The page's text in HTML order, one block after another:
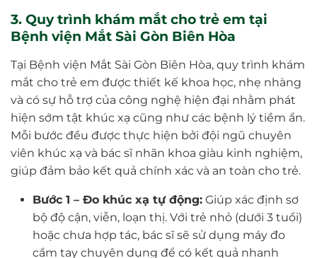
3. Quy trình khám mắt cho trẻ em tại
Bệnh viện Mắt Sài Gòn Biên Hòa
Tại Bệnh viện Mắt Sài Gòn Biên Hòa, quy trình khám
mắt cho trẻ em được thiết kế khoa học, nhẹ nhàng
và có sự hỗ trợ của công nghệ hiện đại nhằm phát
hiện sớm tật khúc xạ cũng như các bệnh lý tiềm ẩn.
Mỗi bước đều được thực hiện bởi đội ngũ chuyên
viên khúc xạ và bác sĩ nhãn khoa giàu kinh nghiệm,
giúp đảm bảo kết quả chính xác và an toàn cho trẻ.
Bước 1 – Đo khúc xạ tự động:Giúp xác định sơ
bộ độ cận, viễn, loạn thị. Với trẻ nhỏ (dưới 3 tuổi)
hoặc chưa hợp tác, bác sĩ sẽ sử dụng máy đo
cầm tay chuyên dụng để có kết quả nhanh